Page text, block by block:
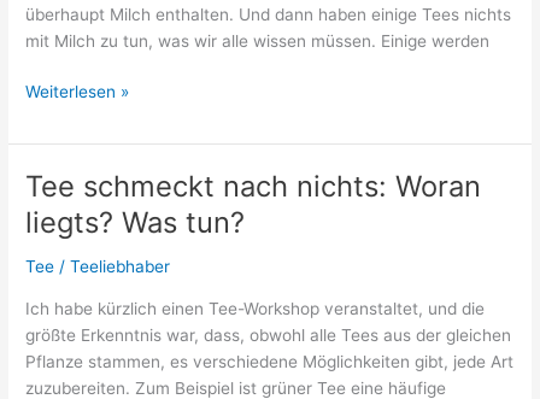
überhaupt Milch enthalten. Und dann haben einige Tees nichts
mit Milch zu tun, was wir alle wissen müssen. Einige werden
Welcher
schmeckt
mit
Milch?
Weiterlesen »
Tee schmeckt nach nichts: Woran
liegts? Was tun?
Tee /Teeliebhaber
Ich habe kürzlich einen Tee-Workshop veranstaltet, und die
größte Erkenntnis war, dass, obwohl alle Tees aus der gleichen
Pflanze stammen, es verschiedene Möglichkeiten gibt, jede Art
zuzubereiten. Zum Beispiel ist grüner Tee eine häufige